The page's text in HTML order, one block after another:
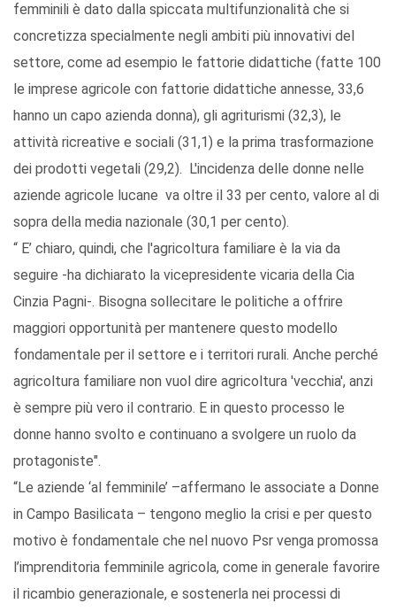
femminili è dato dalla spiccata multifunzionalità che si
concretizza specialmente negli ambiti più innovativi del
settore, come ad esempio le fattorie didattiche (fatte 100
le imprese agricole con fattorie didattiche annesse, 33,6
hanno un capo azienda donna), gli agriturismi (32,3), le
attività ricreative e sociali (31,1) e la prima trasformazione
dei prodotti vegetali (29,2). L'incidenza delle donne nelle
aziende agricole lucane va oltre il 33 per cento, valore al di
sopra della media nazionale (30,1 per cento).
“ E’ chiaro, quindi, che l'agricoltura familiare è la via da
seguire -ha dichiarato la vicepresidente vicaria della Cia
Cinzia Pagni-. Bisogna sollecitare le politiche a offrire
maggiori opportunità per mantenere questo modello
fondamentale per il settore e i territori rurali. Anche perché
agricoltura familiare non vuol dire agricoltura 'vecchia', anzi
è sempre più vero il contrario. E in questo processo le
donne hanno svolto e continuano a svolgere un ruolo da
protagoniste".
“Le aziende ‘al femminile’ –affermano le associate a Donne
in Campo Basilicata – tengono meglio la crisi e per questo
motivo è fondamentale che nel nuovo Psr venga promossa
l’imprenditoria femminile agricola, come in generale favorire
il ricambio generazionale, e sostenerla nei processi di